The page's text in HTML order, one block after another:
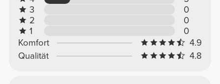
3
0
2
0
1
0
Komfort
4.9
Qualität
4.8